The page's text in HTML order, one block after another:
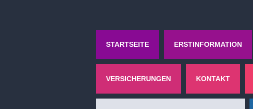
STARTSEITE ERSTINFORMATION
VERSICHERUNGEN KONTAKT